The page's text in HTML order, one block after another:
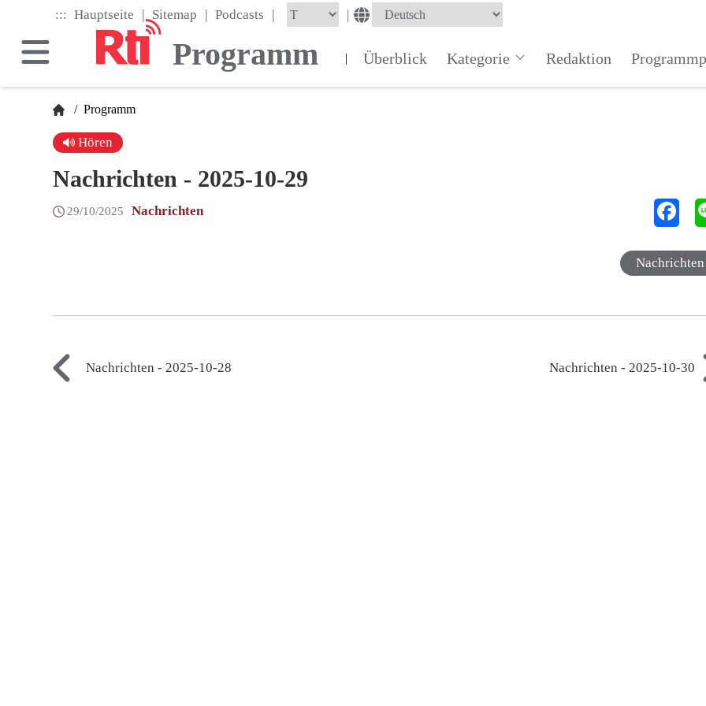
main
content
::: Hauptseite | Sitemap | Podcasts | |
Programm | Überblick Kategorie Redaktion
/ Programm
Hören
Nachrichten - 2025-10-29
29/10/2025 Nachrichten
Nachrichten
Nachrichten - 2025-10-28 Nachrichten - 2025-10-30